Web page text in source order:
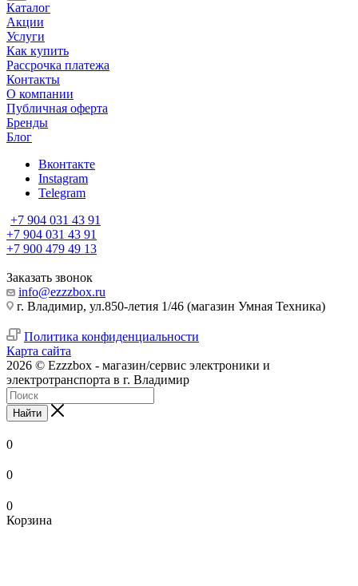
Каталог
Акции
Услуги
Как купить
Рассрочка платежа
Контакты
О компании
Публичная оферта
Бренды
Блог
Вконтакте
Instagram
Telegram
+7 904 031 43 91
+7 904 031 43 91
+7 900 479 49 13
Заказать звонок
info@ezzzbox.ru
г. Владимир, ул.850-летия 1/46 (магазин Умная Техника)
Политика конфиденциальности
Карта сайта
2026 © Ezzzbox - магазин/сервис электроники и
электротранспорта в г. Владимир
Найти
0
0
0
Корзина